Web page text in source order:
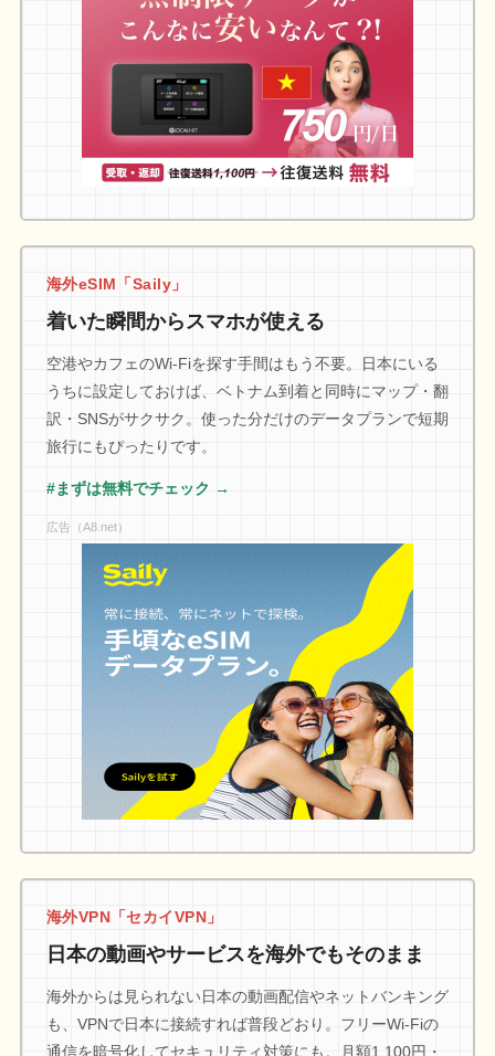
海外eSIM「Saily」
着いた瞬間からスマホが使える
空港やカフェのWi-Fiを探す手間はもう不要。日本にいる
うちに設定しておけば、ベトナム到着と同時にマップ・翻
訳・SNSがサクサク。使った分だけのデータプランで短期
旅行にもぴったりです。
#まずは無料でチェック →
広告（A8.net）
海外VPN「セカイVPN」
日本の動画やサービスを海外でもそのまま
海外からは見られない日本の動画配信やネットバンキング
も、VPNで日本に接続すれば普段どおり。フリーWi-Fiの
通信を暗号化してセキュリティ対策にも。月額1,100円・